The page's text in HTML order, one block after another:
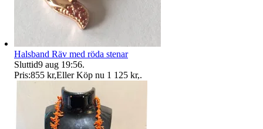
Halsband Räv med röda stenar
Sluttid9 aug 19:56.
Pris:855 kr,Eller Köp nu 1 125 kr,.